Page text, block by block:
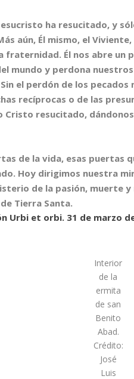
ha resucitado, y
aún, Él mismo, el
fraternidad. Él nos abre un
mundo y perdona
el perdón de los
recíprocas o de las
Cristo resucitado,
de la vida, esas puertas
Hoy dirigimos nuestra
de la pasión, muerte y
Tierra Santa.
Urbi et orbi. 31 de marzo
Interior
de la
ermita
de san
Benito
Abad.
Crédito:
José
Luis